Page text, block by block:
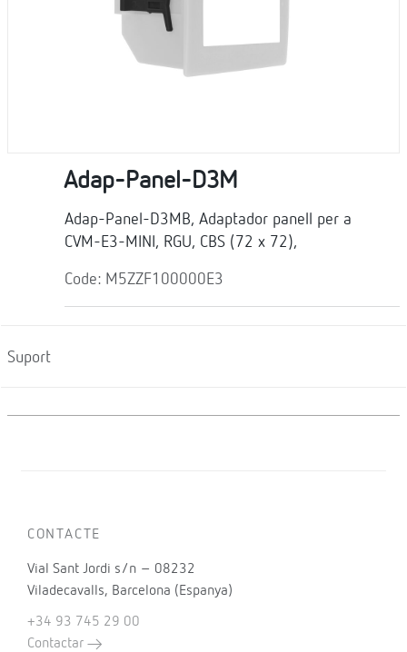
Adap-Panel-D3M
Adap-Panel-D3MB, Adaptador panell per a
CVM-E3-MINI, RGU, CBS (72 x 72),
Code: M5ZZF100000E3
Suport
CONTACTE
Vial Sant Jordi s/n – 08232
Viladecavalls, Barcelona (Espanya)
+34 93 745 29 00
Contactar